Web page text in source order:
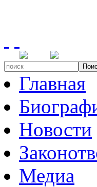
Главная
Новости
Медиа